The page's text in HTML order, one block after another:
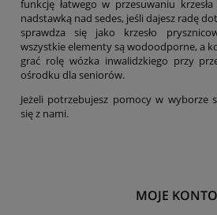
funkcję łatwego w przesuwaniu
nadstawką nad sedes, jeśli dajesz radę
sprawdza się jako krzesło
wszystkie elementy są wodoodporne, a
grać rolę wózka inwalidzkiego przy
ośrodku dla seniorów.
Jeżeli potrzebujesz pomocy w wyborze
się z nami.
MOJE KONTO